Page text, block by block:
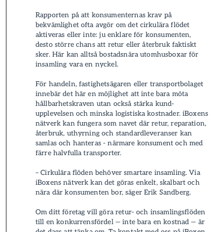
Rapporten på att konsumenternas krav på
bekvämlighet ofta avgör om det cirkulä­ra flödet
aktiveras eller inte: ju enklare för konsumenten,
desto större chans att retur eller återbruk faktiskt
sker. Här kan alltså bostadsnära utomhusboxar för
insamling vara en nyckel.
För handeln, fastighets­ägaren eller transportbolaget
innebär det här en möjlighet att inte bara möta
hållbarhets­kraven utan också stärka kund­
upplevelsen och minska logistiska kostnader. iBoxens
nätverk kan fungera som navet där retur, reparation,
återbruk, uthyrning och standard­leverans­er kan
samlas och hanteras - närmare konsument och med
färre halvfulla transporter.
– Cirkulära flöden behöver smartare insamling. Via
iBoxens nätverk kan det göras enkelt, skalbart och
nära där konsumenten bor, säger Erik Sandberg.
Om ditt företag vill göra retur- och insamlings­flöden
till en konkurrens­fördel — inte bara en kostnad — är